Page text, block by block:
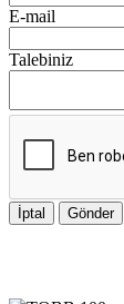
E-mail
Talebiniz
İptal Gönder